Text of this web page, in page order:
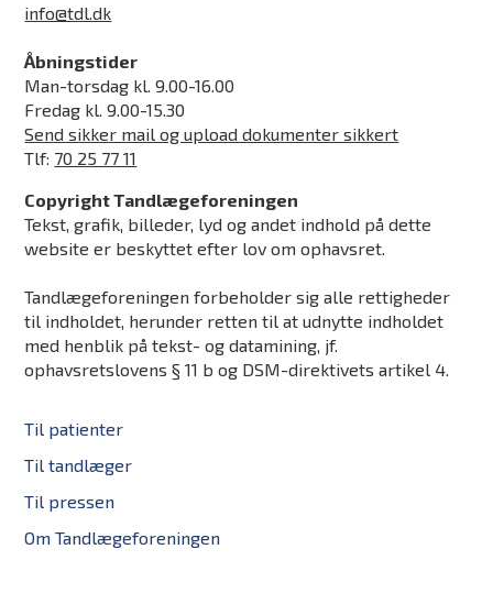
info@tdl.dk
Åbningstider
Man-torsdag kl. 9.00-16.00
Fredag kl. 9.00-15.30
Send sikker mail og upload dokumenter sikkert
Tlf: 70 25 77 11
Copyright Tandlægeforeningen
Tekst, grafik, billeder, lyd og andet indhold på dette
website er beskyttet efter lov om ophavsret.
Tandlægeforeningen forbeholder sig alle rettigheder
til indholdet, herunder retten til at udnytte indholdet
med henblik på tekst- og datamining, jf.
ophavsretslovens § 11 b og DSM-direktivets artikel 4.
Til patienter
Til tandlæger
Til pressen
Om Tandlægeforeningen